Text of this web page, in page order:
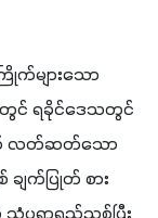
က်များသော
ာတွင် ရခိုင်ဒေသတွင်
ထက် လတ်ဆတ်သော
ျက်ပြုတ် စား